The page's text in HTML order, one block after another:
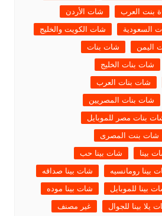
بنت العرب
شات الأردن
السعودية
شات الكويت والخليج
اليمن
شات بنات
شات بنات الخليج
شات بنات العرب
شات بنات المصريين
بنات مصر للموبايل
شات بنت المصرى
بينا
شات بينا حب
بينا رومانسيه
شات بينا صداقه
بينا للموبايل
شات بينا موده
يلا بينا للجوال غير مصنف